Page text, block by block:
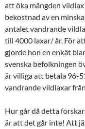
att öka mängden
bekostnad av en
antalet vandrande
till 4000 laxar/ år. För
gjorde hon en enkät
svenska befolkningen
är villiga att betala 96-
vandrande vildlaxar
Hur går då detta
är att det går inte! Att